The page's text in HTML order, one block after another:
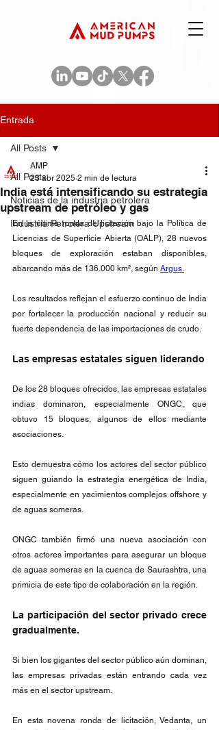
Entrada
All Posts
Noticias de la industria petrolera
Industria Petrolera Upstream
All Posts
India está intensificando su estrategia
upstream de petróleo y gas
AMP
23 abr 2025 2 min de lectura
En la última ronda de licitación bajo la Política de
Licencias de Superficie Abierta (OALP), 28 nuevos
bloques de exploración estaban disponibles,
abarcando más de 136.000 km², según Argus.
Los resultados reflejan el esfuerzo continuo de India
por fortalecer la producción nacional y reducir su
fuerte dependencia de las importaciones de crudo.
Las empresas estatales siguen liderando
De los 28 bloques ofrecidos, las empresas estatales
indias dominaron, especialmente ONGC, que
obtuvo 15 bloques, algunos de ellos mediante
asociaciones.
Esto demuestra cómo los actores del sector público
siguen guiando la estrategia energética de India,
especialmente en yacimientos complejos offshore y
de aguas someras.
ONGC también firmó una nueva asociación con
otros actores importantes para asegurar un bloque
de aguas someras en la cuenca de Saurashtra, una
primicia de este tipo de colaboración en la región.
La participación del sector privado crece
gradualmente.
Si bien los gigantes del sector público aún dominan,
las empresas privadas están entrando cada vez
más en el sector upstream.
En esta novena ronda de licitación, Vedanta, un